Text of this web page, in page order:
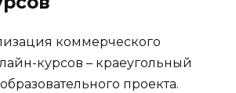
коммерческого
курсов – краеугольный
проекта.